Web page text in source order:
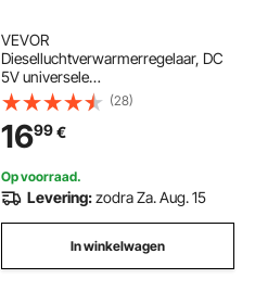
VEVOR
Dieselluchtverwarmerregelaar, DC
5V universele
thermostaatschakelaar voor
dieselverwarming,
parkeerverwarmingsregelaar met
LCD-scherm en afstandsbediening,
dieselverwarmingsschakelaar voor
2kW/5kW/8kW
parkeerverwarmingen
(28)
1699€
Op voorraad.
Levering:zodra Za. Aug. 15
In winkelwagen